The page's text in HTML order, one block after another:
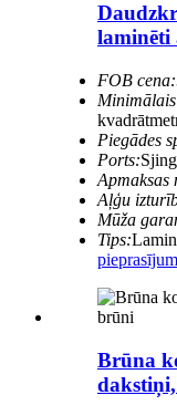
laminēti
FOB cena:
Piegādes
Ports:
Apmaksas
Aļģu
Mūža
Tips:
Brūna